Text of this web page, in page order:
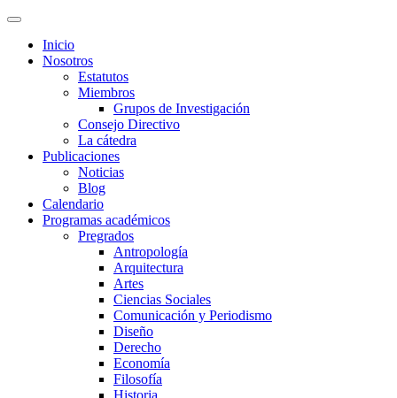
Inicio
Nosotros
Estatutos
Miembros
Grupos de Investigación
Consejo Directivo
La cátedra
Publicaciones
Noticias
Blog
Calendario
Programas académicos
Pregrados
Antropología
Arquitectura
Artes
Ciencias Sociales
Comunicación y Periodismo
Diseño
Derecho
Economía
Filosofía
Historia